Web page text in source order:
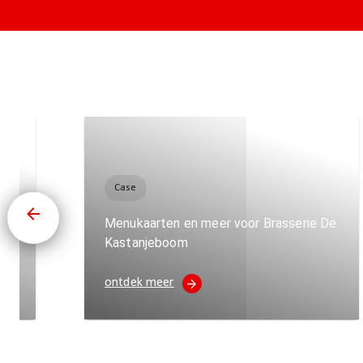
Case
Menukaarten en meer voor Brasserie De
Kastanjeboom
ontdek meer